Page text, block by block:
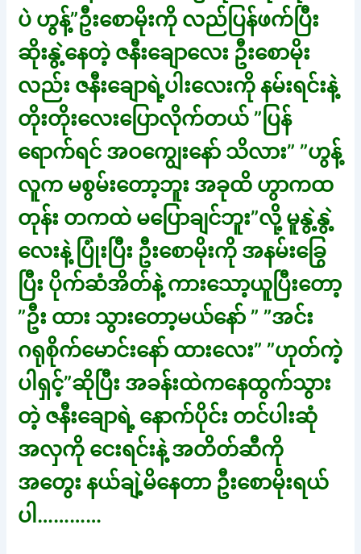
ပဲ ဟွန့်”ဦးစောမိုးကို လည်ပြန်ဖက်ပြီး
ဆိုးနွဲ့နေတဲ့ ဇနီးချောလေး ဦးစောမိုး
လည်း ဇနီးချောရဲ့ပါးလေးကို နမ်းရင်းနဲ့
တိုးတိုးလေးပြောလိုက်တယ် ”ပြန်
ရောက်ရင် အဝကျွေးနော် သိလား” ”ဟွန့်
လူက မစွမ်းတော့ဘူး အခုထိ ဟွာကထ
တုန်း တကထဲ မပြောချင်ဘူး”လို့ မူနွဲ့နွဲ့
လေးနဲ့ ပြုံးပြီး ဦးစောမိုးကို အနမ်းခြွေ
ပြီး ပိုက်ဆံအိတ်နဲ့ ကားသော့ယူပြီးတော့
”ဦး ထား သွားတော့မယ်နော် ” ”အင်း
ဂရုစိုက်မောင်းနော် ထားလေး” ”ဟုတ်ကဲ့
ပါရှင့်”ဆိုပြီး အခန်းထဲကနေထွက်သွား
တဲ့ ဇနီးချောရဲ့ နောက်ပိုင်း တင်ပါးဆုံ
အလှကို ငေးရင်းနဲ့ အတိတ်ဆီကို
အတွေး နယ်ချဲ့မိနေတာ ဦးစောမိုးရယ်
ပါ…………